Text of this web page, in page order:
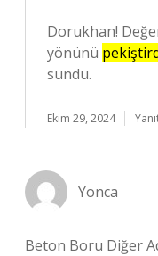
Dorukhan!
yönünü
sundu.
Ekim 29, 2024
Yonca
Beton Boru Diğer